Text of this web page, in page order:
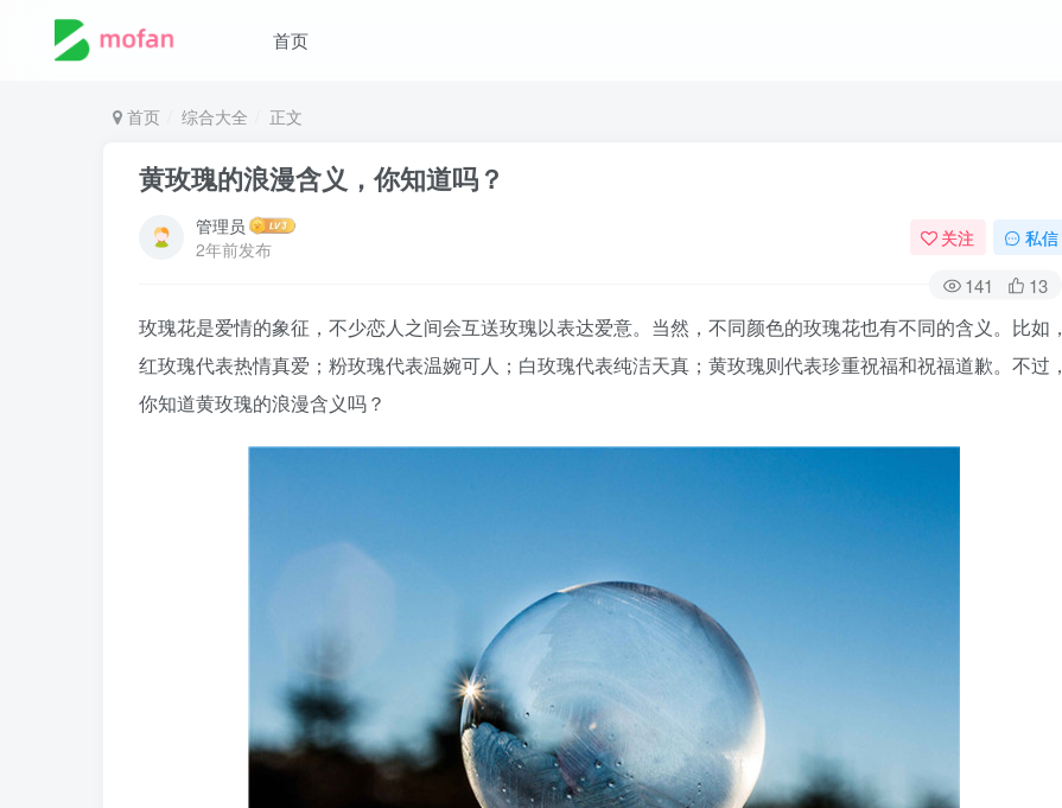
首页
首页 综合大全 正文
黄玫瑰的浪漫含义，你知道吗？
管理员
2年前发布
关注 私信
141 13
玫瑰花是爱情的象征，不少恋人之间会互送玫瑰以表达爱意。当然，不同颜色的玫瑰花也有不同的含义。比如，
红玫瑰代表热情真爱；粉玫瑰代表温婉可人；白玫瑰代表纯洁天真；黄玫瑰则代表珍重祝福和祝福道歉。不过，
你知道黄玫瑰的浪漫含义吗？